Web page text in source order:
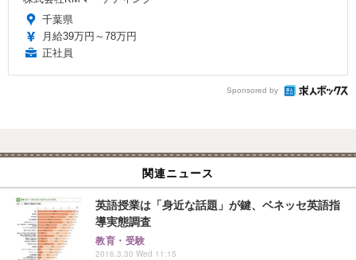
千葉県
月給39万円～78万円
正社員
Sponsored by
関連ニュース
英語授業は「身近な話題」が鍵、ベネッセ英語指
導実態調査
教育・受験
2016.3.30 Wed 11:15